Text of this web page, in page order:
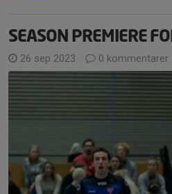
SEASON PREMIERE
26 sep 2023 0 kommentarer